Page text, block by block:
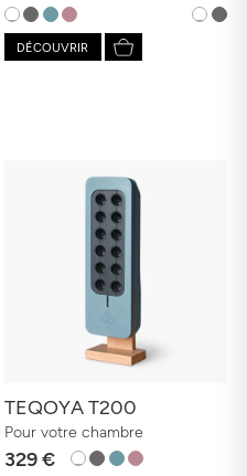
DÉCOUVRIR
TEQOYA T200
Pour votre chambre
329 €